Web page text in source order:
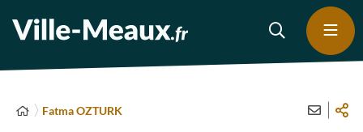
Fatma OZTURK